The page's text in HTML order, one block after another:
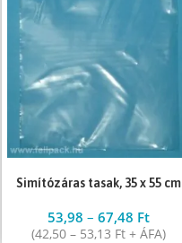
Simítózáras tasak, 35 x 55 cm
53,98–67,48 Ft
(42,50– 53,13 Ft + ÁFA)